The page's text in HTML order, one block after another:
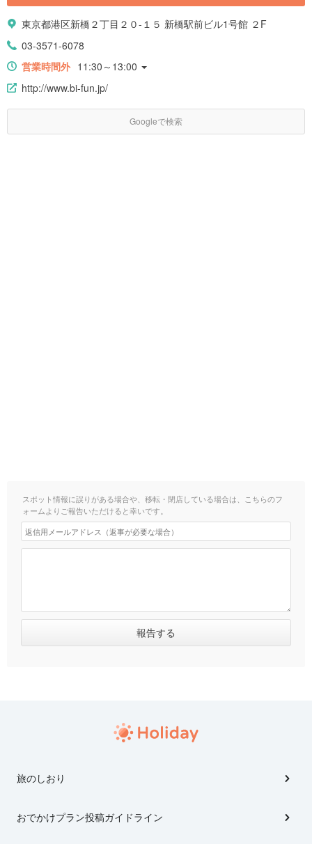
東京都港区新橋２丁目２０-１５ 新橋駅前ビル1号館 ２F
03-3571-6078
営業時間外 11:30～13:00
http://www.bi-fun.jp/
Googleで検索
スポット情報に誤りがある場合や、移転・閉店している場合は、こちらのフ
ォームよりご報告いただけると幸いです。
旅のしおり
おでかけプラン投稿ガイドライン